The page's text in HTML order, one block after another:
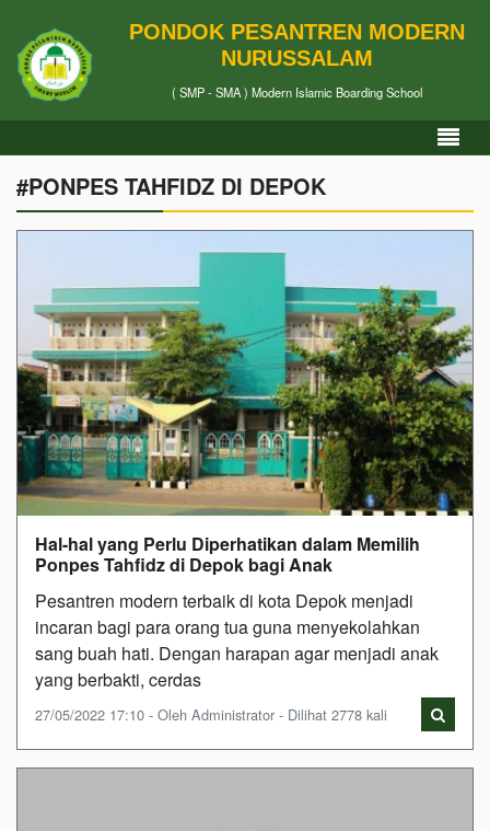
PONDOK PESANTREN MODERN
NURUSSALAM
( SMP - SMA ) Modern Islamic Boarding School
#PONPES TAHFIDZ DI DEPOK
Hal-hal yang Perlu Diperhatikan dalam Memilih
Ponpes Tahfidz di Depok bagi Anak
Pesantren modern terbaik di kota Depok menjadi
incaran bagi para orang tua guna menyekolahkan
sang buah hati. Dengan harapan agar menjadi anak
yang berbakti, cerdas
27/05/2022 17:10 - Oleh Administrator - Dilihat 2778 kali